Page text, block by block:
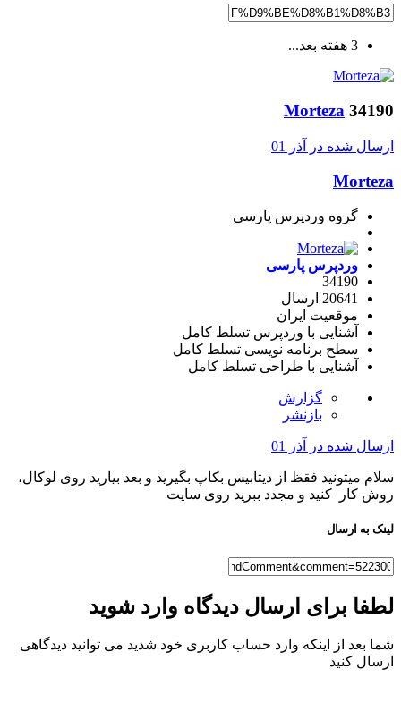
3 هفته بعد...
Morteza 34190
ارسال شده در آذر 01
Morteza
گروه وردپرس پارسی
وردپرس پارسی
34190
20641 ارسال
موقعیت ایران
آشنایی با وردپرس تسلط کامل
سطح برنامه نویسی تسلط کامل
آشنایی با طراحی تسلط کامل
گزارش
بازنشر
ارسال شده در آذر 01
سلام میتونید فقظ از دیتابیس بکاپ بگیرید و بعد بیارید روی لوکال،
روش کار کنید و مجدد ببرید روی سایت
لینک به ارسال
لطفا برای ارسال دیدگاه وارد شوید
شما بعد از اینکه وارد حساب کاربری خود شدید می توانید دیدگاهی
ارسال کنید